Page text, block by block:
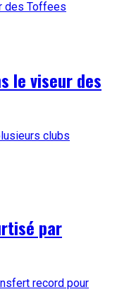
le viseur des
par